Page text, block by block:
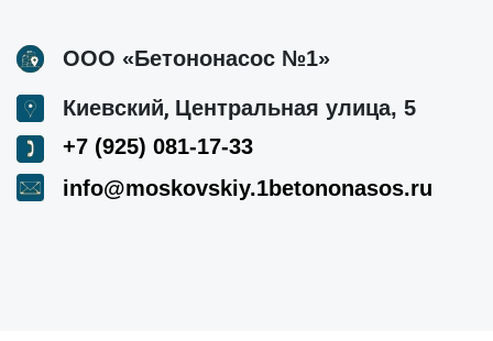
ООО «Бетононасос №1»
Киевский, Центральная улица, 5
+7 (925) 081-17-33
info@moskovskiy.1betononasos.ru